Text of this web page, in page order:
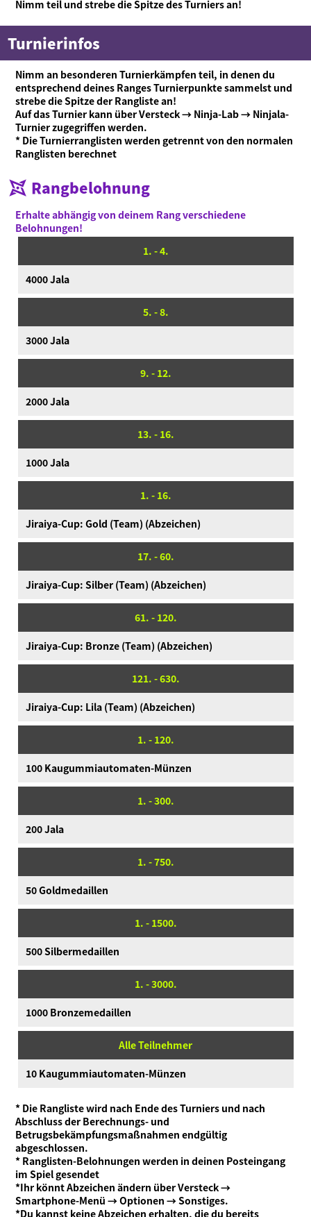
Was ist Ninjala?
Neuigkeiten
Videos
Language
Nimm teil und strebe die Spitze des Turniers an!
Turnierinfos
Nimm an besonderen Turnierkämpfen teil, in denen du
entsprechend deines Ranges Turnierpunkte sammelst und
strebe die Spitze der Rangliste an!
Auf das Turnier kann über Versteck → Ninja-Lab → Ninjala-
Turnier zugegriffen werden.
* Die Turnierranglisten werden getrennt von den normalen
Ranglisten berechnet
Rangbelohnung
Erhalte abhängig von deinem Rang verschiedene
Belohnungen!
1. - 4.
4000 Jala
5. - 8.
3000 Jala
9. - 12.
2000 Jala
13. - 16.
1000 Jala
1. - 16.
Jiraiya-Cup: Gold (Team) (Abzeichen)
17. - 60.
Jiraiya-Cup: Silber (Team) (Abzeichen)
61. - 120.
Jiraiya-Cup: Bronze (Team) (Abzeichen)
121. - 630.
Jiraiya-Cup: Lila (Team) (Abzeichen)
1. - 120.
100 Kaugummiautomaten-Münzen
1. - 300.
200 Jala
1. - 750.
50 Goldmedaillen
1. - 1500.
500 Silbermedaillen
1. - 3000.
1000 Bronzemedaillen
Alle Teilnehmer
10 Kaugummiautomaten-Münzen
* Die Rangliste wird nach Ende des Turniers und nach
Abschluss der Berechnungs- und
Betrugsbekämpfungsmaßnahmen endgültig
abgeschlossen.
* Ranglisten-Belohnungen werden in deinen Posteingang
im Spiel gesendet
*Ihr könnt Abzeichen ändern über Versteck →
Smartphone-Menü → Optionen → Sonstiges.
*Du kannst keine Abzeichen erhalten, die du bereits